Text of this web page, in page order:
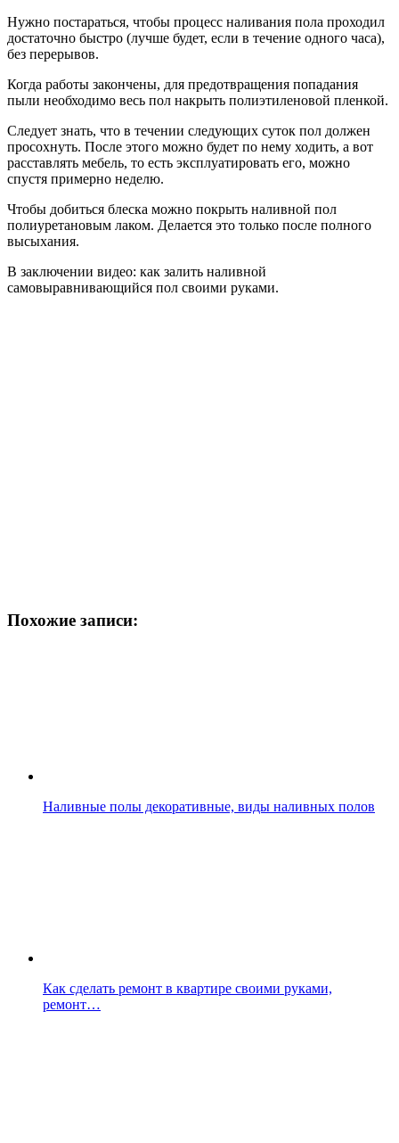
Нужно постараться, чтобы процесс наливания пола проходил
достаточно быстро (лучше будет, если в течение одного часа),
без перерывов.
Когда работы закончены, для предотвращения попадания
пыли необходимо весь пол накрыть полиэтиленовой пленкой.
Следует знать, что в течении следующих суток пол должен
просохнуть. После этого можно будет по нему ходить, а вот
расставлять мебель, то есть эксплуатировать его, можно
спустя примерно неделю.
Чтобы добиться блеска можно покрыть наливной пол
полиуретановым лаком. Делается это только после полного
высыхания.
В заключении видео: как залить наливной
самовыравнивающийся пол своими руками.
Похожие записи:
Наливные полы декоративные, виды наливных полов
Как сделать ремонт в квартире своими руками,
ремонт…